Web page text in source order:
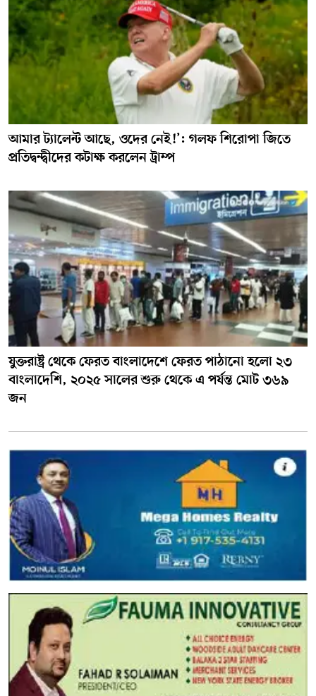
আমার ট্যালেন্ট আছে, ওদের নেই!’: গলফ শিরোপা জিতে
প্রতিদ্বন্দ্বীদের কটাক্ষ করলেন ট্রাম্প
যুক্তরাষ্ট্র থেকে ফেরত বাংলাদেশে ফেরত পাঠানো হলো ২৩
বাংলাদেশি, ২০২৫ সালের শুরু থেকে এ পর্যন্ত মোট ৩৬৯
জন